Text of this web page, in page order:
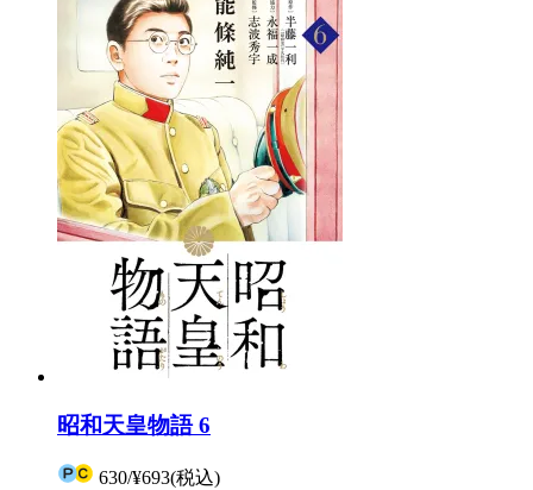
昭和天皇物語 6
630/¥693(税込)